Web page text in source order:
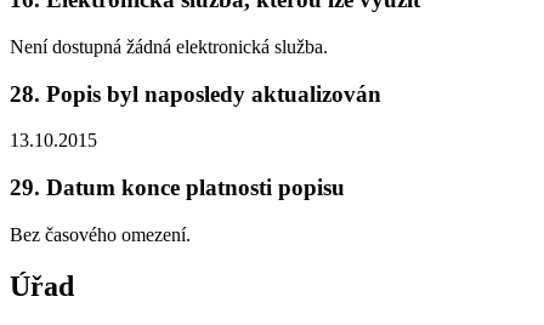
Není dostupná žádná elektronická služba.
28. Popis byl naposledy aktualizován
13.10.2015
29. Datum konce platnosti popisu
Bez časového omezení.
Úřad